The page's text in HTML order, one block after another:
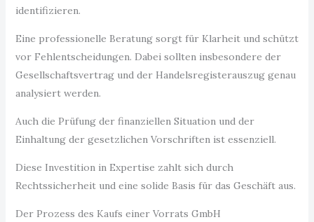
identifizieren.
Eine professionelle Beratung sorgt für Klarheit und schützt
vor Fehlentscheidungen. Dabei sollten insbesondere der
Gesellschaftsvertrag und der Handelsregisterauszug genau
analysiert werden.
Auch die Prüfung der finanziellen Situation und der
Einhaltung der gesetzlichen Vorschriften ist essenziell.
Diese Investition in Expertise zahlt sich durch
Rechtssicherheit und eine solide Basis für das Geschäft aus.
Der Prozess des Kaufs einer Vorrats GmbH